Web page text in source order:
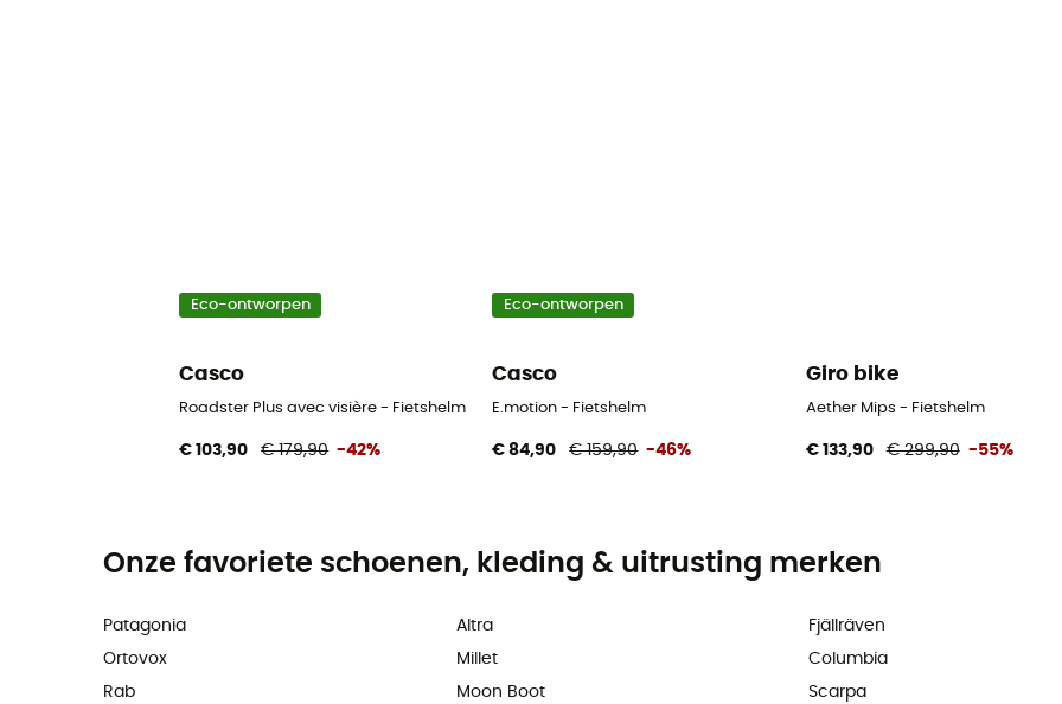
Eco-ontworpen
Casco
Roadster Plus avec visière - Fietshelm
€ 103,90 € 179,90 -42%
Eco-ontworpen
Casco
E.motion - Fietshelm
€ 84,90 € 159,90 -46%
Giro bike
Aether Mips - Fietshelm
€ 133,90 € 299,90 -55%
Onze favoriete schoenen, kleding & uitrusting merken
Patagonia
Ortovox
Rab
Altra
Millet
Moon Boot
Fjällräven
Columbia
Scarpa